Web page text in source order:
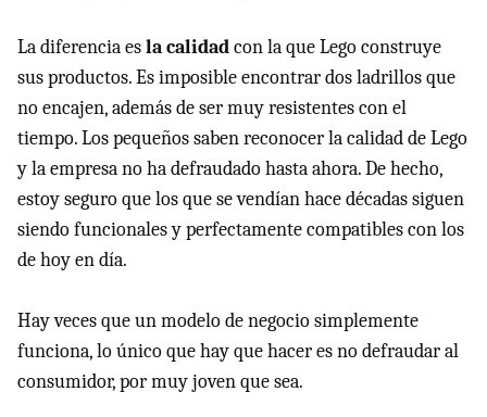
La diferencia esla calidadcon la que Lego construye
sus productos. Es imposible encontrar dos ladrillos que
no encajen, además de ser muy resistentes con el
tiempo. Los pequeños saben reconocer la calidad de Lego
y la empresa no ha defraudado hasta ahora. De hecho,
estoy seguro que los que se vendían hace décadas siguen
siendo funcionales y perfectamente compatibles con los
de hoy en día.
Hay veces que un modelo de negocio simplemente
funciona, lo único que hay que hacer es no defraudar al
consumidor, por muy joven que sea.